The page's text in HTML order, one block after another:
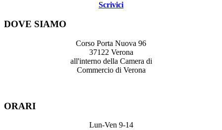
Scrivici
DOVE SIAMO
Corso Porta Nuova 96
37122 Verona
all'interno della Camera di
Commercio di Verona
ORARI
Lun-Ven 9-14